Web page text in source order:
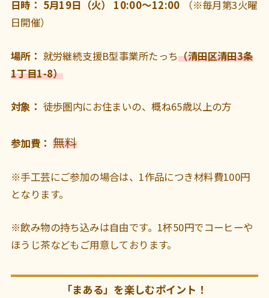
日時： 5月19日（火） 10:00～12:00
（※毎月第3火曜
日開催）
場所： 就労継続支援B型事業所たっち（清田区清田3条
1丁目1-8）
対象： 徒歩圏内にお住まいの、概ね65歳以上の方
参加費： 無料
※手工芸にご参加の場合は、1作品につき材料費100円
となります。
※飲み物の持ち込みは自由です。1杯50円でコーヒーや
ほうじ茶などもご用意しております。
「まある」を楽しむポイント！